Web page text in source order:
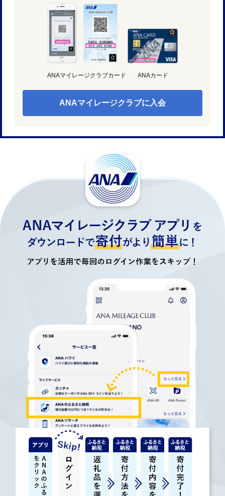
ANAマイレージクラブカード ANAカード
ANAマイレージクラブに入会